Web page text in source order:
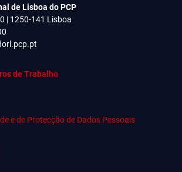
de Lisboa do PCP
| 1250-141 Lisboa
de Trabalho
e de Protecção de Dados Pessoais